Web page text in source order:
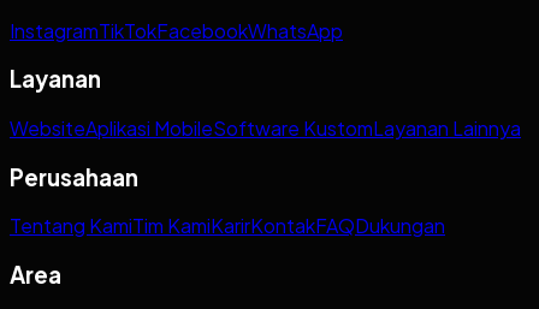
InstagramTikTokFacebookWhatsApp
Layanan
WebsiteAplikasi MobileSoftware KustomLayanan Lainnya
Perusahaan
Tentang KamiTim KamiKarirKontakFAQDukungan
Area